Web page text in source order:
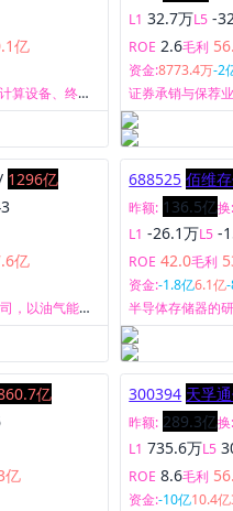
亿
算设备、终端
销售。
L1 32.7万L5 -
ROE 2.6毛利
资金:8773.4万-2
证券承销与保荐
具、金融债券承
活动有关的财务
1296亿
亿
，以油气能源
输（集装箱、
688525 佰维
昨额: 136.5亿
L1 -26.1万L5 -
ROE 42.0毛利
资金:-1.8亿6.1亿
半导体存储器的
亿
亿
300394 天孚
昨额: 289.3亿
L1 735.6万L5
ROE 8.6毛利
资金:-10亿10.4亿